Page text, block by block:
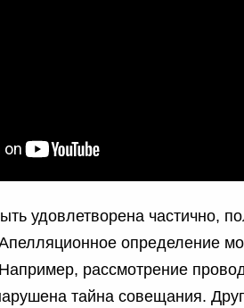
удовлетворена частично,
определение
рассмотрение
тайна совещания.